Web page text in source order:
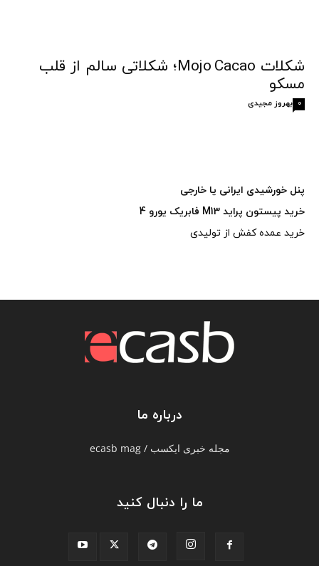
شکلات Mojo Cacao؛ شکلاتی سالم از قلب
مسکو
بهروز مجیدی 0
پنل خورشیدی ایرانی یا خارجی
خرید پیستون پراید M13 فابریک یورو 4
خرید عمده کفش از تولیدی
درباره ما
مجله خبری ایکسب / ecasb mag
ما را دنبال کنید